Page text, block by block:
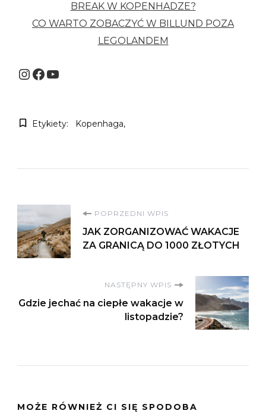
BREAK W KOPENHADZE?
CO WARTO ZOBACZYĆ W BILLUND POZA
LEGOLANDEM
Instagram
Facebook
YouTube
Etykiety: Kopenhaga
Nawigacja
wpisu
POPRZEDNI WPIS
JAK ZORGANIZOWAĆ WAKACJE
ZA GRANICĄ DO 1000 ZŁOTYCH
NASTĘPNY WPIS
Gdzie jechać na ciepłe wakacje w
listopadzie?
MOŻE RÓWNIEŻ CI SIĘ SPODOBA